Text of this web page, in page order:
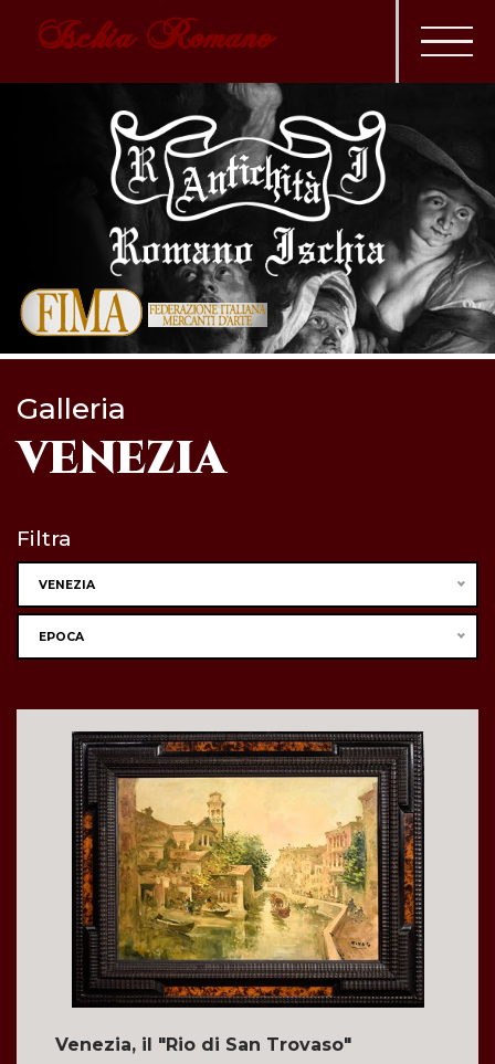
Ischia Romano
Galleria
VENEZIA
Filtra
VENEZIA
EPOCA
Venezia, il "Rio di San Trovaso"